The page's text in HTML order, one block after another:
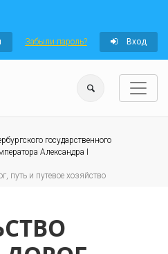
Забыли пароль? Вход
государственного
Александра I
путь и путевое хозяйство